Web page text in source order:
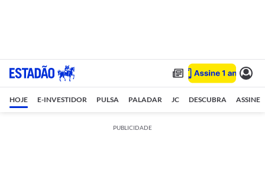
HOJE E-INVESTIDOR PULSA PALADAR JC DESCUBRA ASSINE
PUBLICIDADE